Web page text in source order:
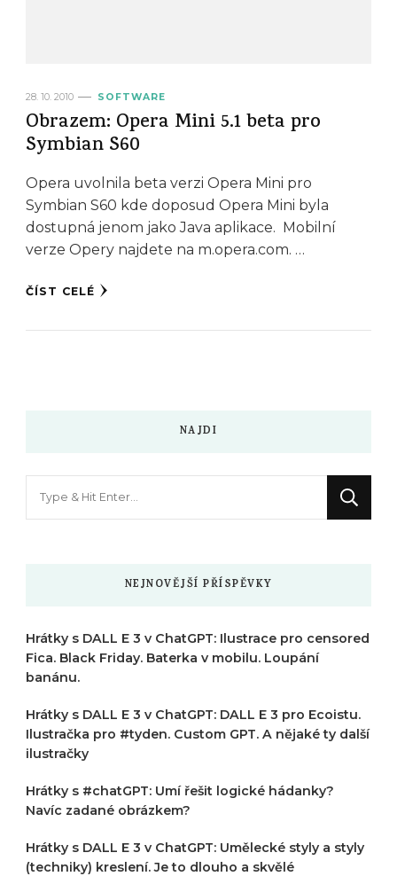
28. 10. 2010 SOFTWARE
Obrazem: Opera Mini 5.1 beta pro
Symbian S60
Opera uvolnila beta verzi Opera Mini pro
Symbian S60 kde doposud Opera Mini byla
dostupná jenom jako Java aplikace. Mobilní
verze Opery najdete na m.opera.com. …
ČÍST CELÉ
NAJDI
NEJNOVĚJŠÍ PŘÍSPĚVKY
Hrátky s DALL E 3 v ChatGPT: Ilustrace pro censored
Fica. Black Friday. Baterka v mobilu. Loupání
banánu.
Hrátky s DALL E 3 v ChatGPT: DALL E 3 pro Ecoistu.
Ilustračka pro #tyden. Custom GPT. A nějaké ty další
ilustračky
Hrátky s #chatGPT: Umí řešit logické hádanky?
Navíc zadané obrázkem?
Hrátky s DALL E 3 v ChatGPT: Umělecké styly a styly
(techniky) kreslení. Je to dlouho a skvělé